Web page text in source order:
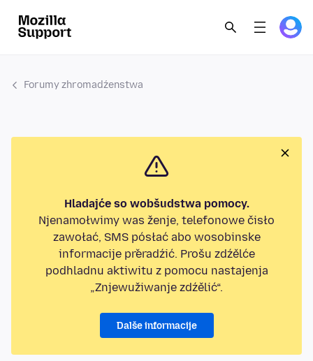
Forumy zhromadźenstwa
Hladajće so wobšudstwa pomocy.
Njenamołwimy was ženje, telefonowe čisło
zawołać, SMS pósłać abo wosobinske
informacije přeradźić. Prošu zdźělće
podhladnu aktiwitu z pomocu nastajenja
„Znjewužiwanje zdźělić“.
Dalše informacije